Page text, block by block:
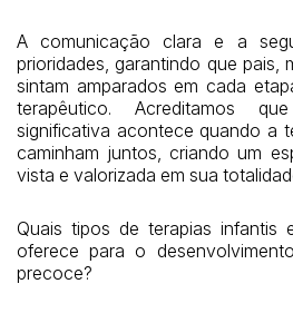
A comunicação clara e a
prioridades, garantindo que pais,
sintam amparados em cada
terapêutico. Acreditamos
significativa acontece quando a
caminham juntos, criando um
vista e valorizada em sua
Quais tipos de terapias infantis
oferece para o
precoce?